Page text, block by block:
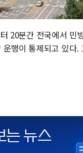
20분간 전국에서 민
행이 통제되고 있다.